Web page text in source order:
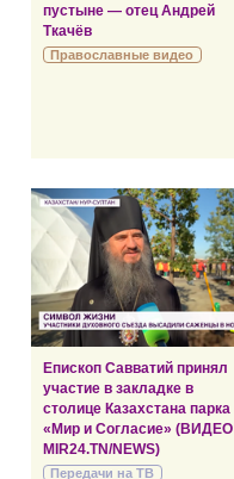
пустыне — отец Андрей
Ткачёв
Православные видео
Епископ Савватий принял
участие в закладке в
столице Казахстана парка
«Мир и Согласие» (ВИДЕО
MIR24.TN/NEWS)
Передачи на ТВ